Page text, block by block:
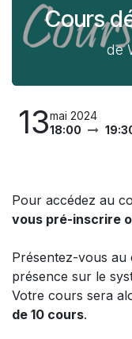
Cours
de
13mai 2024
18:00
Pour accédez au
vous pré-inscrire
Présentez-vous
présence sur le
Votre cours sera
de 10 cours.